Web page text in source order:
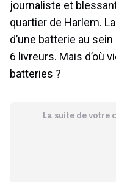
journaliste et
quartier de Harlem.
d’une batterie au
6 livreurs. Mais d’où
batteries ?
La suite de votre